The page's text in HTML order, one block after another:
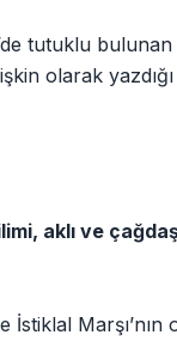
tutuklu
olarak
aklı ve
İstiklal